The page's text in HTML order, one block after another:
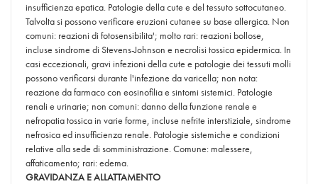
insufficienza epatica. Patologie della cute e del tessuto sottocutaneo.
Talvolta si possono verificare eruzioni cutanee su base allergica. Non
comuni: reazioni di fotosensibilita'; molto rari: reazioni bollose,
incluse sindrome di Stevens-Johnson e necrolisi tossica epidermica. In
casi eccezionali, gravi infezioni della cute e patologie dei tessuti molli
possono verificarsi durante l'infezione da varicella; non nota:
reazione da farmaco con eosinofilia e sintomi sistemici. Patologie
renali e urinarie; non comuni: danno della funzione renale e
nefropatia tossica in varie forme, incluse nefrite interstiziale, sindrome
nefrosica ed insufficienza renale. Patologie sistemiche e condizioni
relative alla sede di somministrazione. Comune: malessere,
affaticamento; rari: edema.
GRAVIDANZA E ALLATTAMENTO